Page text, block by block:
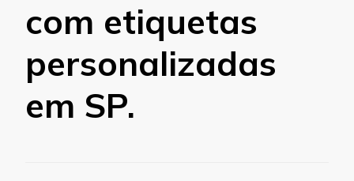
com etiquetas
personalizadas
em SP.